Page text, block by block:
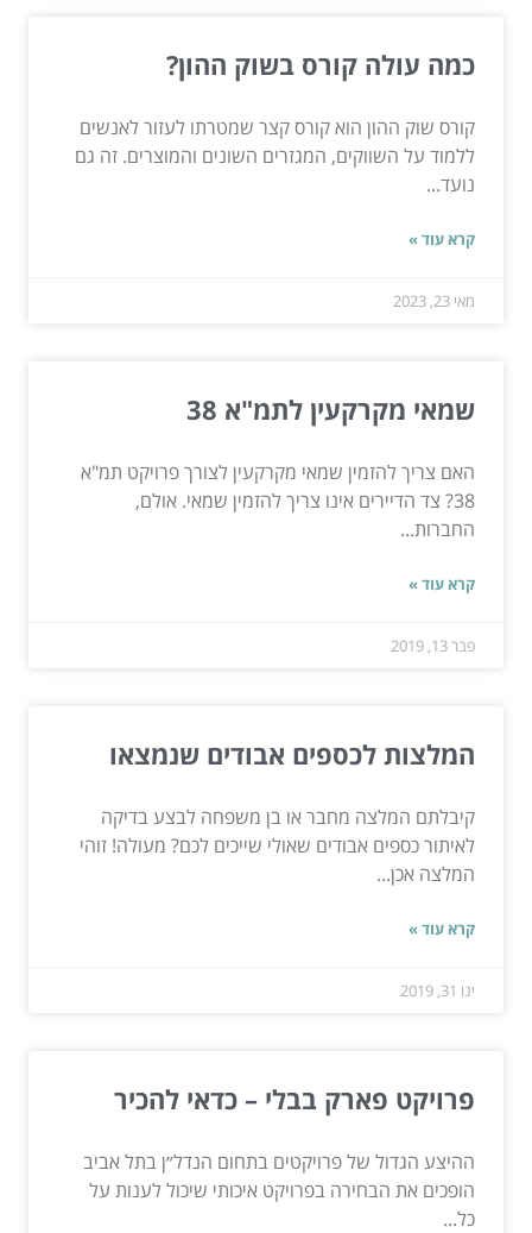
כמה עולה קורס בשוק ההון?
קורס שוק ההון הוא קורס קצר שמטרתו לעזור לאנשים
ללמוד על השווקים, המגזרים השונים והמוצרים. זה גם
נועד...
קרא עוד »
מאי 23, 2023
שמאי מקרקעין לתמ"א 38
האם צריך להזמין שמאי מקרקעין לצורך פרויקט תמ"א
38? צד הדיירים אינו צריך להזמין שמאי. אולם,
החברות...
קרא עוד »
פבר 13, 2019
המלצות לכספים אבודים שנמצאו
קיבלתם המלצה מחבר או בן משפחה לבצע בדיקה
לאיתור כספים אבודים שאולי שייכים לכם? מעולה! זוהי
המלצה אכן...
קרא עוד »
ינו 31, 2019
פרויקט פארק בבלי – כדאי להכיר
ההיצע הגדול של פרויקטים בתחום הנדל״ן בתל אביב
הופכים את הבחירה בפרויקט איכותי שיכול לענות על
כל...